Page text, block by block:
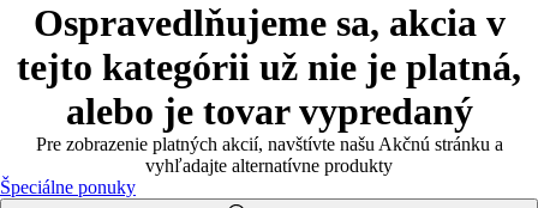
Ospravedlňujeme sa, akcia v
tejto kategórii už nie je platná,
alebo je tovar vypredaný
Pre zobrazenie platných akcií, navštívte našu Akčnú stránku a
vyhľadajte alternatívne produkty
Špeciálne ponuky